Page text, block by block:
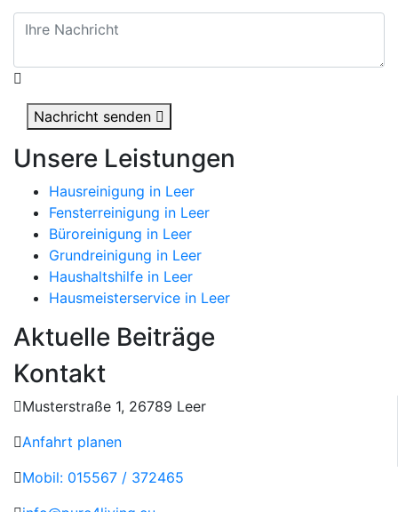
Nachricht senden
Unsere Leistungen
Hausreinigung in Leer
Fensterreinigung in Leer
Büroreinigung in Leer
Grundreinigung in Leer
Haushaltshilfe in Leer
Hausmeisterservice in Leer
Aktuelle Beiträge
Kontakt
Musterstraße 1, 26789 Leer
Anfahrt planen
Mobil: 015567 / 372465